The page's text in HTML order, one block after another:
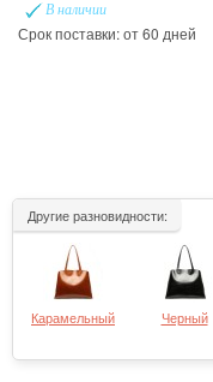
В наличии
Срок поставки: от 60 дней
Другие разновидности:
Карамельный Черный